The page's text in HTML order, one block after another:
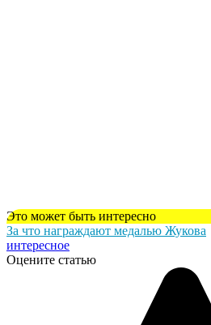
Это может быть интересно
За что награждают медалью Жукова
интересное
Оцените статью